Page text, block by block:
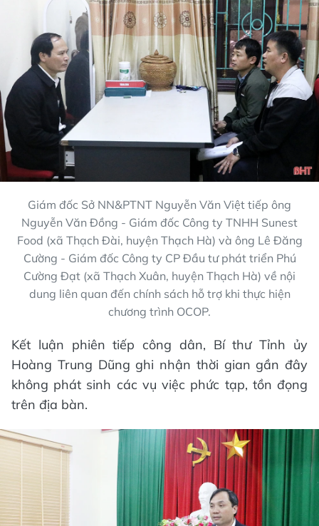
Giám đốc Sở NN&PTNT Nguyễn Văn Việt tiếp ông
Nguyễn Văn Đồng - Giám đốc Công ty TNHH Sunest
Food (xã Thạch Đài, huyện Thạch Hà) và ông Lê Đăng
Cường - Giám đốc Công ty CP Đầu tư phát triển Phú
Cường Đạt (xã Thạch Xuân, huyện Thạch Hà) về nội
dung liên quan đến chính sách hỗ trợ khi thực hiện
chương trình OCOP.
Kết luận phiên tiếp công dân, Bí thư Tỉnh ủy
Hoàng Trung Dũng ghi nhận thời gian gần đây
không phát sinh các vụ việc phức tạp, tồn đọng
trên địa bàn.